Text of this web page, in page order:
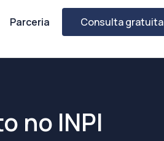
Parceria Consulta gratuita
no INPI